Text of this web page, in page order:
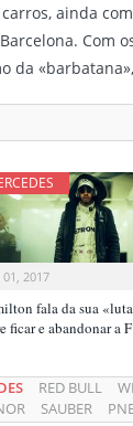
ainda
Com
da
01, 2017
fala da sua
ficar e abandonar a
RED BULL
SAUBER